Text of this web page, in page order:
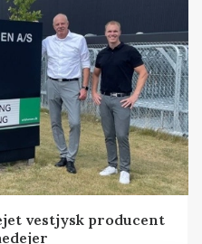
vestjysk producent